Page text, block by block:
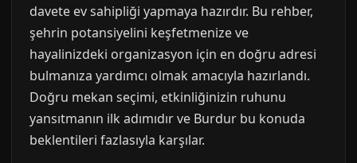
davete ev sahipliği yapmaya hazırdır. Bu rehber,
şehrin potansiyelini keşfetmenize ve
hayalinizdeki organizasyon için en doğru adresi
bulmanıza yardımcı olmak amacıyla hazırlandı.
Doğru mekan seçimi, etkinliğinizin ruhunu
yansıtmanın ilk adımıdır ve Burdur bu konuda
beklentileri fazlasıyla karşılar.